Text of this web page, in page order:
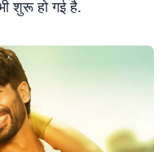
शुरू हो गई है.